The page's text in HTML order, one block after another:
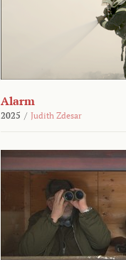
Alarm
2025 / Judith Zdesar